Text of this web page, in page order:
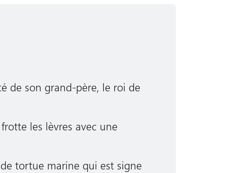
de son grand-père, le roi de
les lèvres avec une
tortue marine qui est signe